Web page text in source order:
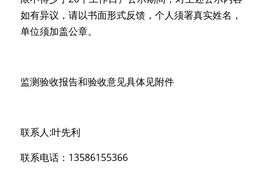
如有异议，请以书面形式反馈，个人须署真实姓名，
单位须加盖公章。
监测验收报告和验收意见具体见附件
联系人:叶先利
联系电话：13586155366